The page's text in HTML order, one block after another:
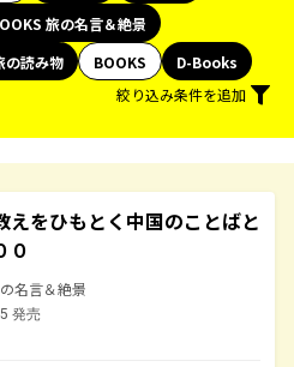
旅の名言＆絶景
の読み物 BOOKS
D-Books
絞り込み条件を追加
えをひもとく中国のことばと
０
名言＆絶景
発売